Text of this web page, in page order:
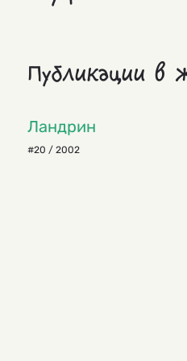
Публикации в
Ландрин
#20 / 2002